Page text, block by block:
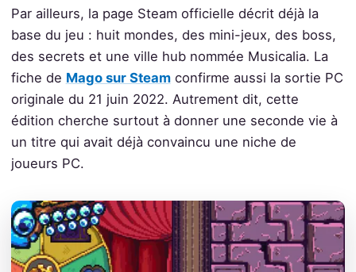
Par ailleurs, la page Steam officielle décrit déjà la
base du jeu : huit mondes, des mini-jeux, des boss,
des secrets et une ville hub nommée Musicalia. La
fiche de Mago sur Steamconfirme aussi la sortie PC
originale du 21 juin 2022. Autrement dit, cette
édition cherche surtout à donner une seconde vie à
un titre qui avait déjà convaincu une niche de
joueurs PC.